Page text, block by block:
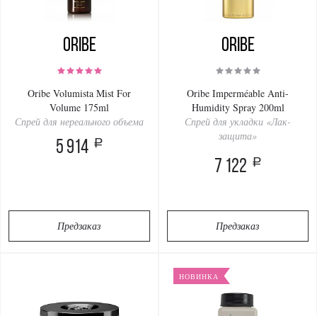
Oribe
Oribe Volumista Mist For
Volume 175ml
Спрей для нереального объема
5 914 a
Предзаказ
Oribe
Oribe Imperméable Anti-
Humidity Spray 200ml
Спрей для укладки «Лак-
защита»
7 122 a
Предзаказ
НОВИНКА